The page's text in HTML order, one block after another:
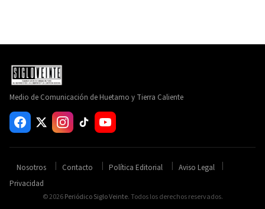
Medio de Comunicación de Huetamo y Tierra Caliente
Nosotros Contacto Política Editorial
Aviso Legal
Privacidad
© 2026Periódico Siglo Veinte. Todos los derechos reservados.